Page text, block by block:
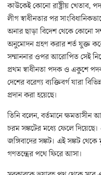
কাউকেই কোনো রাষ্ট্রীয়
লীগ স্বাধীনতার পর
অনার ছাড়া বিদেশ থেকে কোনো
অনুমোদন গ্রহণ করার শর্ত যুক্ত
সম্মাননার ওপর আরোপিত সেই
প্রথম স্বাধীনতা পদক ও একুশে
দেশের বরেণ্য ব্যক্তিবর্গ যারা
প্রদান করা হয়েছে।
তিনি বলেন, বর্তমানে
চরম সঙ্কটের মধ্যে ফেলে
জঙ্গিবাদের সঙ্কট। এই সঙ্কট
গণতন্ত্রের পথে ফিরে আসা।